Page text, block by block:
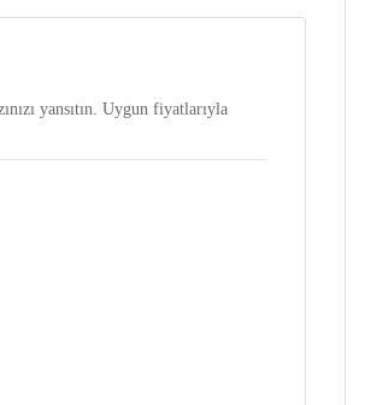
yansıtın. Uygun fiyatlarıyla